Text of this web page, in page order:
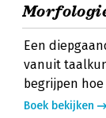
Een
vanuit
begrijpen
Boek bekijken